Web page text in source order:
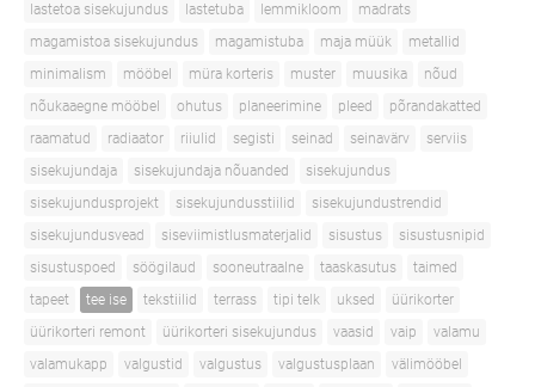
lastetoa sisekujundus
lastetuba lemmikloom
madrats
magamistoa sisekujundus
magamistuba maja müük
metallid
minimalism
mööbel müra korteris muster muusika
nõud
nõukaaegne mööbel
ohutus planeerimine pleed
põrandakatted
raamatud
radiaator riiulid segisti seinad seinavärv
serviis
sisekujundaja
sisekujundaja nõuanded
sisekujundus
sisekujundusprojekt
sisekujundusstiilid
sisekujundustrendid
sisekujundusvead
siseviimistlusmaterjalid sisustus
sisustusnipid
sisustuspoed
söögilaud sooneutraalne taaskasutus
taimed
tapeet
tee ise tekstiilid terrass tipi telk uksed
üürikorter
üürikorteri remont
üürikorteri sisekujundus vaasid vaip
valamu
valamukapp
valgustid valgustus valgustusplaan
välimööbel